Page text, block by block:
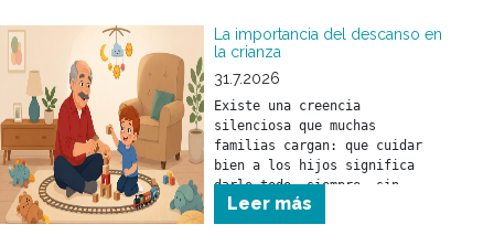
La importancia del descanso en
la crianza
31.7.2026
Existe una creencia
silenciosa que muchas
familias cargan: que cuidar
bien a los hijos significa
darlo todo, siempre, sin
parar.
Leer más